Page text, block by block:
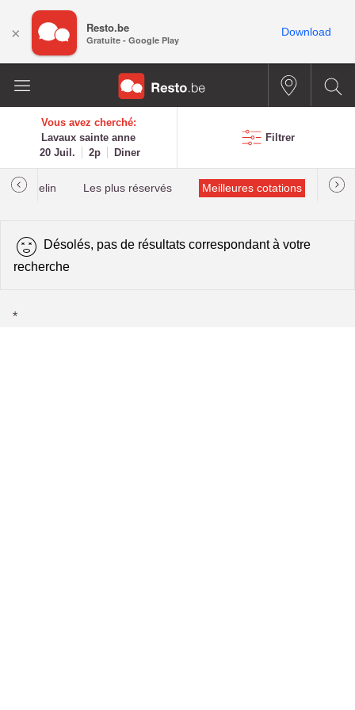
Vous avez cherché:
Lavaux sainte anne
20 Juil.
2p Diner
Filtrer
Michelin Les plus réservés Meilleures cotations
Désolés, pas de résultats correspondant à votre
recherche
*
× Resto.be
Gratuite - Google Play
Download